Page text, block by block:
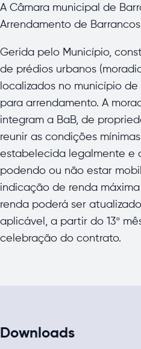
A Câmara municipal de
Arrendamento de Barrancos
Gerida pelo Município,
de prédios urbanos
localizados no município
para arrendamento. A
integram a BaB, de
reunir as condições
estabelecida legalmente e
podendo ou não estar
indicação de renda
renda poderá ser
aplicável, a partir do 13º
celebração do contrato.
Downloads